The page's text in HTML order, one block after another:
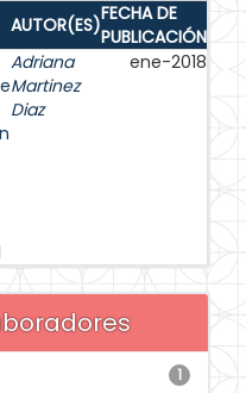
AUTOR(ES)FECHA DE
PUBLICACIÓN
Adriana
Martinez
Diaz
ene-2018
1